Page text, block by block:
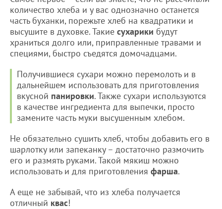
количество хлеба и у вас однозначно останется
часть буханки, порежьте хлеб на квадратики и
высушите в духовке. Такие сухарики будут
храниться долго или, приправленные травами и
специями, быстро съедятся домочадцами.
Получившиеся сухари можно перемолоть и в
дальнейшем использовать для приготовления
вкусной панировки. Также сухари используются
в качестве ингредиента для выпечки, просто
замените часть муки высушенным хлебом.
Не обязательно сушить хлеб, чтобы добавить его в
шарлотку или запеканку – достаточно размочить
его и размять руками. Такой мякиш можно
использовать и для приготовления фарша.
А еще не забывай, что из хлеба получается
отличный квас!